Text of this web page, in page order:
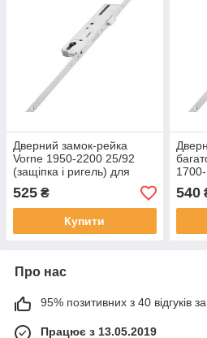
Дверний замок-рейка
Vorne 1950-2200 25/92
(защіпка і ригель) для
вхідних/балконних дверей
ПВХ
525 ₴
Купити
540
Про нас
95% позитивних з 40 відгуків за
Працює з 13.05.2019